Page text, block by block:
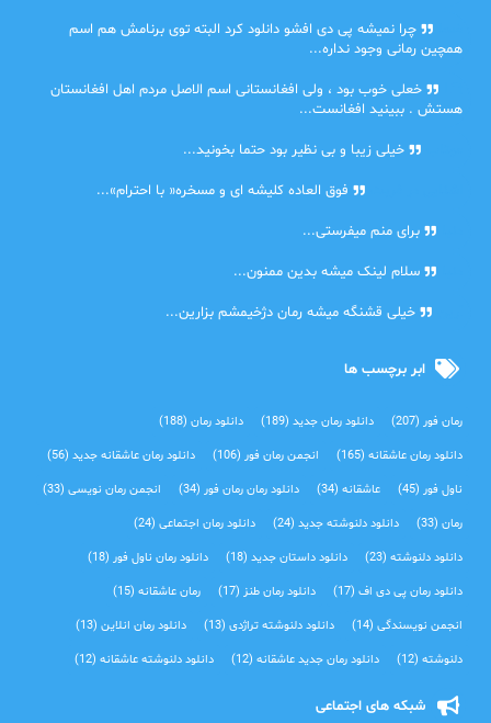
چرا نمیشه پی دی افشو دانلود کرد البته توی برنامش هم اسم
همچین رمانی وجود نداره...
خعلی خوب بود ، ولی افغانستانی اسم الاصل مردم اهل افغانستان
هستش . ببینید افغانست...
خیلی زیبا و بی نظیر بود حتما بخونید...
فوق العاده کلیشه ای و مسخره« با احترام»...
برای منم میفرستی...
سلام لینک میشه بدین ممنون...
خیلی قشنگه میشه رمان دژخیمشم بزارین...
ابر برچسب ها
رمان فور(207) دانلود رمان جدید(189) دانلود رمان(188)
دانلود رمان عاشقانه(165) انجمن رمان فور(106) دانلود رمان عاشقانه جدید(56)
ناول فور(45) عاشقانه(34) دانلود رمان رمان فور(34) انجمن رمان نویسی(33)
رمان(33) دانلود دلنوشته جدید(24) دانلود رمان اجتماعی‌(24)
دانلود دلنوشته(23) دانلود داستان جدید(18) دانلود رمان ناول فور(18)
دانلود رمان پی دی اف(17) دانلود رمان طنز(17) رمان عاشقانه(15)
انجمن نویسندگی(14) دانلود دلنوشته تراژدی‌(13) دانلود رمان انلاین(13)
دلنوشته(12) دانلود رمان جدید عاشقانه(12) دانلود دلنوشته عاشقانه(12)
شبکه های اجتماعی